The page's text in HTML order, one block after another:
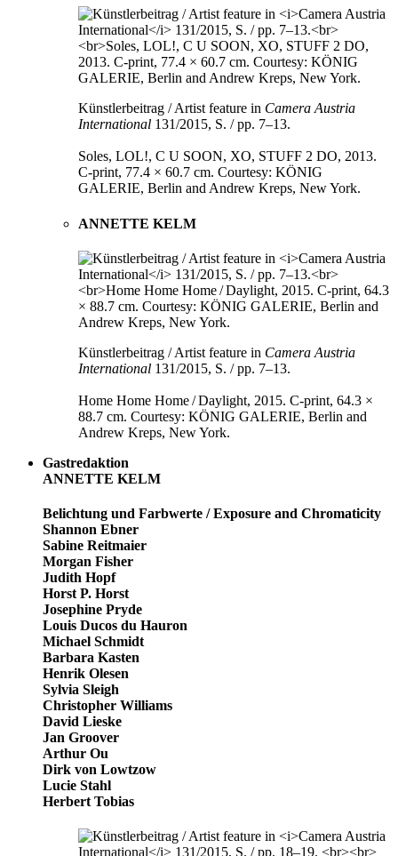
Künstlerbeitrag / Artist feature in Camera Austria
International 131/2015, S. / pp. 7–13.
Soles, LOL!, C U SOON, XO, STUFF 2 DO, 2013.
C-print, 77.4 × 60.7 cm. Courtesy: KÖNIG
GALERIE, Berlin and Andrew Kreps, New York.
ANNETTE KELM
Künstlerbeitrag / Artist feature in Camera Austria
International 131/2015, S. / pp. 7–13.
Home Home Home / Daylight, 2015. C-print, 64.3 ×
88.7 cm. Courtesy: KÖNIG GALERIE, Berlin and
Andrew Kreps, New York.
Gastredaktion
ANNETTE KELM
Belichtung und Farbwerte / Exposure and Chromaticity
Shannon Ebner
Sabine Reitmaier
Morgan Fisher
Judith Hopf
Horst P. Horst
Josephine Pryde
Louis Ducos du Hauron
Michael Schmidt
Barbara Kasten
Henrik Olesen
Sylvia Sleigh
Christopher Williams
David Lieske
Jan Groover
Arthur Ou
Dirk von Lowtzow
Lucie Stahl
Herbert Tobias